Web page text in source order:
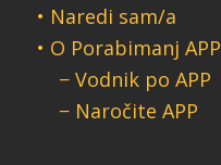
• Naredi sam/a
• O Porabimanj APP
− Vodnik po APP
− Naročite APP